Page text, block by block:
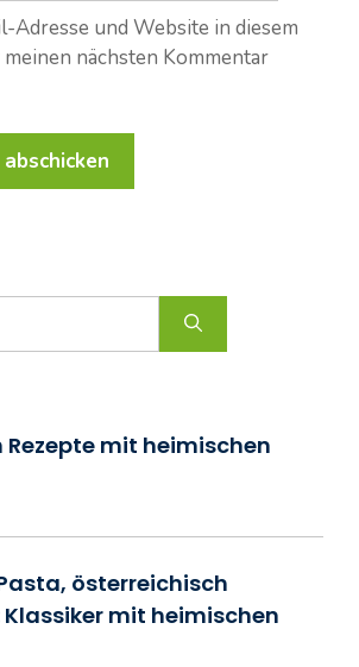
Adresse und Website in diesem
nächsten Kommentar
Rezepte mit heimischen
österreichisch
mit heimischen